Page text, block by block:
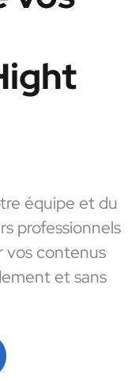
équipe et du
professionnels
vos contenus
et sans